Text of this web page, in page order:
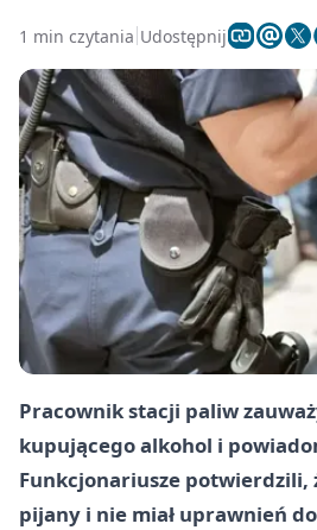
1 min czytania Udostępnij
Pracownik stacji paliw
kupującego alkohol i
Funkcjonariusze potwierdzili,
pijany i nie miał uprawnień